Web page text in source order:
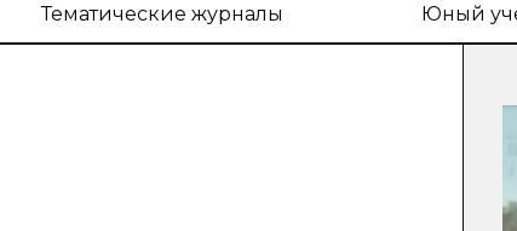
Тематические журналы Юный